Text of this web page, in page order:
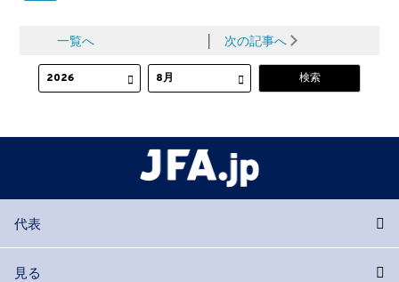
一覧へ │ 次の記事へ
代表
見る